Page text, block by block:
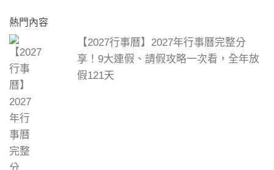
熱門內容
【2027行事曆】2027年行事曆完整分
享！9大連假、請假攻略一次看，全年放
假121天